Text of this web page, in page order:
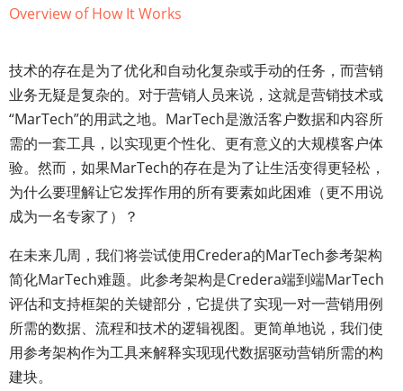
Overview of How It Works
技术的存在是为了优化和自动化复杂或手动的任务，而营销
业务无疑是复杂的。对于营销人员来说，这就是营销技术或
“MarTech”的用武之地。MarTech是激活客户数据和内容所
需的一套工具，以实现更个性化、更有意义的大规模客户体
验。然而，如果MarTech的存在是为了让生活变得更轻松，
为什么要理解让它发挥作用的所有要素如此困难（更不用说
成为一名专家了）？
在未来几周，我们将尝试使用Credera的MarTech参考架构
简化MarTech难题。此参考架构是Credera端到端MarTech
评估和支持框架的关键部分，它提供了实现一对一营销用例
所需的数据、流程和技术的逻辑视图。更简单地说，我们使
用参考架构作为工具来解释实现现代数据驱动营销所需的构
建块。